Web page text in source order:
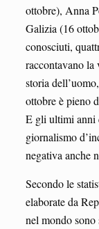
ottobre), Anna
Galizia (16
conosciuti,
raccontavano la
storia
ottobre è pieno
E gli ultimi anni
giornalismo
negativa anche
Secondo le
elaborate da
nel mondo